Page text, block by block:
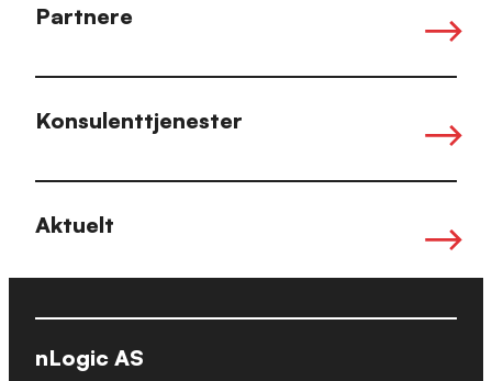
Partnere
Konsulenttjenester
Aktuelt
nLogic AS